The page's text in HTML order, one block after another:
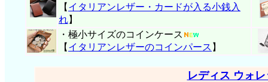
【 イタリアンレザー・ カードが入る小銭入
れ】
・極小サイズのコインケース
【 イタリアンレザーのコインパース 】
レディス ウォ